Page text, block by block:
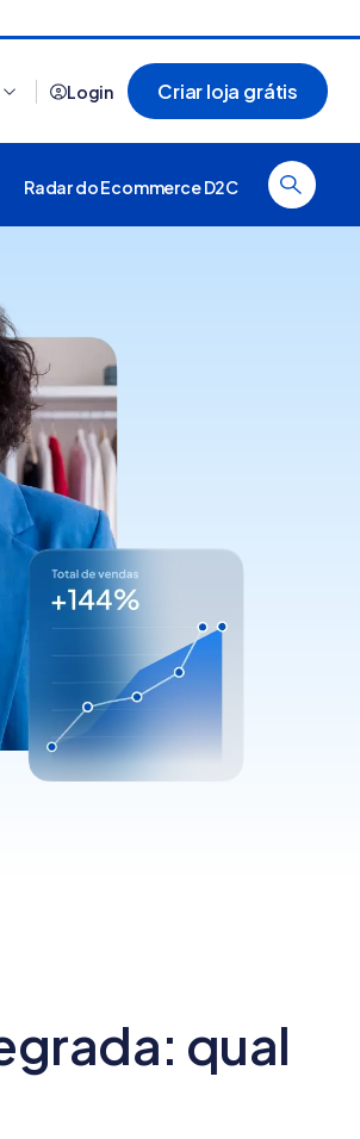
e
44 sites que usam
Nuvemshop para te
inspirar a ter o seu
negó...
Login Criar loja grátis
Radar do Ecommerce D2C
qual